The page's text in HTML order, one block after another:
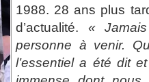
1988. 28 ans plus
d’actualité. «
personne à venir.
l’essentiel a été dit